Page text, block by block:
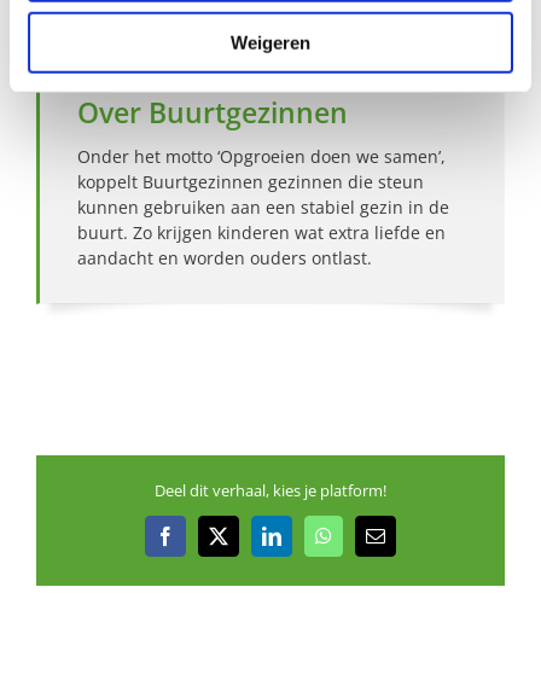
Weigeren
Over Buurtgezinnen
Onder het motto ‘Opgroeien doen we samen’,
koppelt Buurtgezinnen gezinnen die steun
kunnen gebruiken aan een stabiel gezin in de
buurt. Zo krijgen kinderen wat extra liefde en
aandacht en worden ouders ontlast.
Deel dit verhaal, kies je platform!
Facebook
X LinkedInWhatsApp
E-